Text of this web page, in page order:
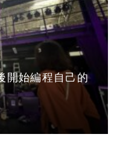
開始編程自己的